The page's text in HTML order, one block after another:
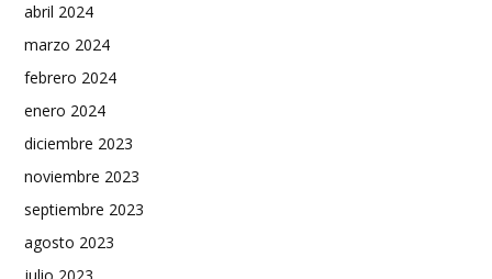
abril 2024
marzo 2024
febrero 2024
enero 2024
diciembre 2023
noviembre 2023
septiembre 2023
agosto 2023